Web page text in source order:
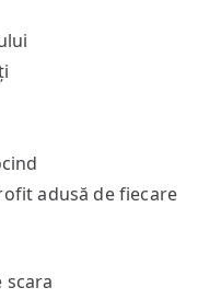
adusă de fiecare